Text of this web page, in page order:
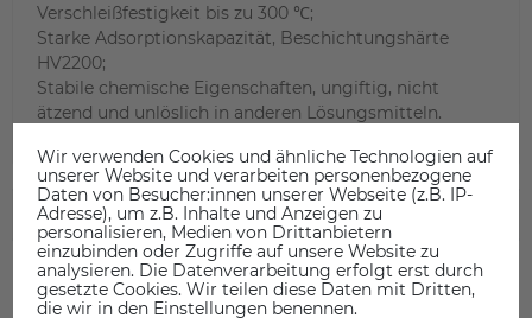
Verschleißfestigkeit bis zu 300 ℃;
Starke Adsorptionskapazität, Beschichtungshärte
HV2200;
Stabile chemische Eigenschaften, ungiftig, nicht
ätzend und unlöslich in anderen Lösungsmitteln.
SICHERHEITSINFORMATIONEN
Wir verwenden Cookies und ähnliche Technologien auf
unserer Website und verarbeiten personenbezogene
Daten von Besucher:innen unserer Webseite (z.B. IP-
Adresse), um z.B. Inhalte und Anzeigen zu
personalisieren, Medien von Drittanbietern
einzubinden oder Zugriffe auf unsere Website zu
analysieren. Die Datenverarbeitung erfolgt erst durch
gesetzte Cookies. Wir teilen diese Daten mit Dritten,
die wir in den Einstellungen benennen.